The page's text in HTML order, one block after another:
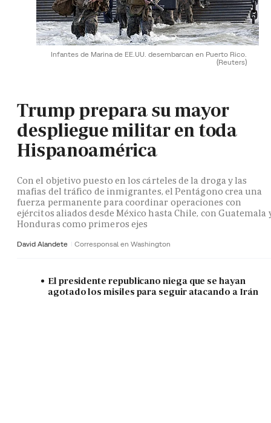
Infantes de Marina de EE.UU. desembarcan en Puerto Rico.
(Reuters)
Trump prepara su mayor
despliegue militar en toda
Hispanoamérica
Con el objetivo puesto en los cárteles de la droga y las
mafias del tráfico de inmigrantes, el Pentágono crea una
fuerza permanente para coordinar operaciones con
ejércitos aliados desde México hasta Chile, con Guatemala
Honduras como primeros ejes
David Alandete Corresponsal en Washington
El presidente republicano niega que se hayan
agotado los misiles para seguir atacando a Irán